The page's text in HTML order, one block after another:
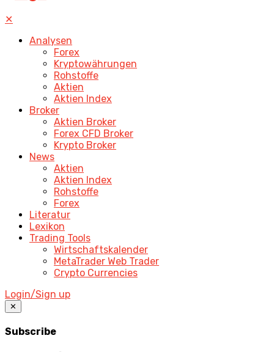
✕
Analysen
Forex
Kryptowährungen
Rohstoffe
Aktien
Aktien Index
Broker
Aktien Broker
Forex CFD Broker
Krypto Broker
News
Aktien
Aktien Index
Rohstoffe
Forex
Literatur
Lexikon
Trading Tools
Wirtschaftskalender
MetaTrader Web Trader
Crypto Currencies
Login/Sign up
✕
Subscribe